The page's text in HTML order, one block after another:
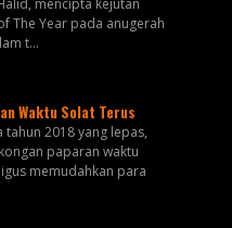
The Year pada anugerah
t...
Waktu Solat Terus
tahun 2018 yang lepas,
paparan waktu
memudahkan para